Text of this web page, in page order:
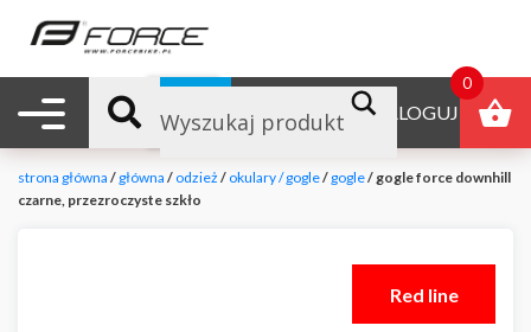
Nawigacja mobilna ZALOGUJ
B2B
strona główna / główna / odzież / okulary / gogle/ gogle/ gogle force downhill
czarne, przezroczyste szkło
Red line
0